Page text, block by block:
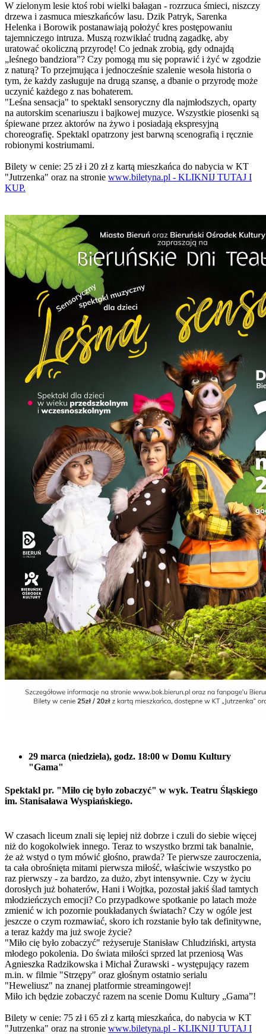
W zielonym lesie ktoś robi wielki bałagan - rozrzuca śmieci, niszczy
drzewa i zasmuca mieszkańców lasu. Dzik Patryk, Sarenka
Helenka i Borowik postanawiają położyć kres postępowaniu
tajemniczego intruza. Muszą rozwikłać trudną zagadkę, aby
uratować okoliczną przyrodę! Co jednak zrobią, gdy odnajdą
„leśnego bandziora”? Czy pomogą mu się poprawić i żyć w zgodzie
z naturą? To przejmująca i jednocześnie szalenie wesoła historia o
tym, że każdy zasługuje na drugą szansę, a dbanie o przyrodę może
uczynić każdego z nas bohaterem.
"Leśna sensacja" to spektakl sensoryczny dla najmłodszych, oparty
na autorskim scenariuszu i bajkowej muzyce. Wszystkie piosenki są
śpiewane przez aktorów na żywo i posiadają ekspresyjną
choreografię. Spektakl opatrzony jest barwną scenografią i ręcznie
robionymi kostriumami.
Bilety w cenie: 25 zł i 20 zł z kartą mieszkańca do nabycia w KT
"Jutrzenka" oraz na stronie www.biletyna.pl - KLIKNIJ TUTAJ I
KUP.
29 marca (niedziela), godz. 18:00 w Domu Kultury
"Gama"
Spektakl pr. "Miło cię było zobaczyć" w wyk. Teatru Śląskiego
im. Stanisaława Wyspiańskiego.
W czasach liceum znali się lepiej niż dobrze i czuli do siebie więcej
niż do kogokolwiek innego. Teraz to wszystko brzmi tak banalnie,
że aż wstyd o tym mówić głośno, prawda? Te pierwsze zauroczenia,
ta cała obrośnięta mitami pierwsza miłość, właściwie wszystko po
raz pierwszy - za bardzo, za dużo, zbyt intensywnie. Czy w życiu
dorosłych już bohaterów, Hani i Wojtka, pozostał jakiś ślad tamtych
młodzieńczych emocji? Co przypadkowe spotkanie po latach może
zmienić w ich pozornie poukładanych światach? Czy w ogóle jest
jeszcze o czym rozmawiać, skoro ich rozstanie było tak definitywne,
a teraz każdy ma już swoje życie?
"Miło cię było zobaczyć" reżyseruje Stanisław Chludziński, artysta
młodego pokolenia. Do świata miłości sprzed lat przeniosą Was
Agnieszka Radzikowska i Michał Żurawski - występujący razem
m.in. w filmie "Strzępy" oraz głośnym ostatnio serialu
"Heweliusz" na znanej platformie streamingowej!
Miło ich będzie zobaczyć razem na scenie Domu Kultury „Gama”!
Bilety w cenie: 75 zł i 65 zł z kartą mieszkańca, do nabycia w KT
"Jutrzenka" oraz na stronie www.biletyna.pl - KLIKNIJ TUTAJ I